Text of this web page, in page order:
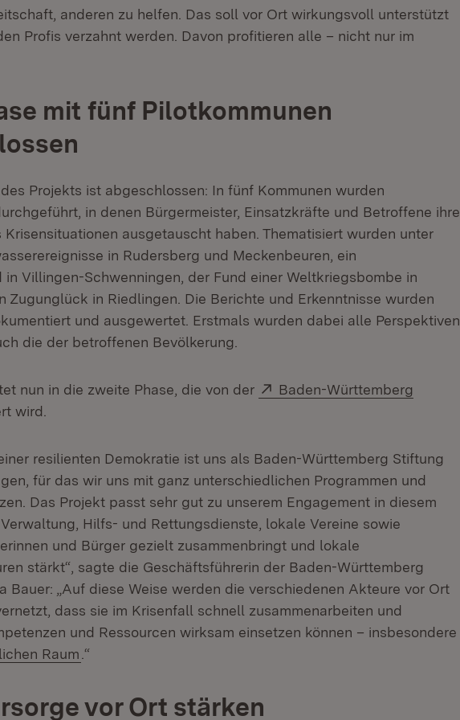
anderen zu helfen. Das soll vor Ort wirkungsvoll unterstützt
Profis verzahnt werden. Davon profitieren alle – nicht nur im
mit fünf Pilotkommunen
Projekts ist abgeschlossen: In fünf Kommunen wurden
in denen Bürgermeister, Einsatzkräfte und Betroffene ihre
Krisensituationen ausgetauscht haben. Thematisiert wurden unter
in Rudersberg und Meckenbeuren, ein
Villingen-Schwenningen, der Fund einer Weltkriegsbombe in
Zugunglück in Riedlingen. Die Berichte und Erkenntnisse wurden
und ausgewertet. Erstmals wurden dabei alle Perspektiven
die der betroffenen Bevölkerung.
nun in die zweite Phase, die von der Extern:
Baden-Württemberg
neuem Fenster)
wird.
resilienten Demokratie ist uns als Baden-Württemberg Stiftung
für das wir uns mit ganz unterschiedlichen Programmen und
Das Projekt passt sehr gut zu unserem Engagement in diesem
Hilfs- und Rettungsdienste, lokale Vereine sowie
und Bürger gezielt zusammenbringt und lokale
stärkt“, sagte die Geschäftsführerin der Baden-Württemberg
Bauer: „Auf diese Weise werden die verschiedenen Akteure vor Ort
dass sie im Krisenfall schnell zusammenarbeiten und
und Ressourcen wirksam einsetzen können – insbesondere
Raum (Öffnet in neuem Fenster)
.“
vor Ort stärken